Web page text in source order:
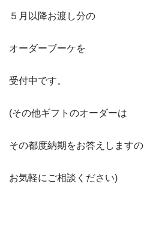
５月以降お渡し分の
オーダーブーケを
受付中です。
(その他ギフトのオーダーは
その都度納期をお答えしますの
お気軽にご相談ください)